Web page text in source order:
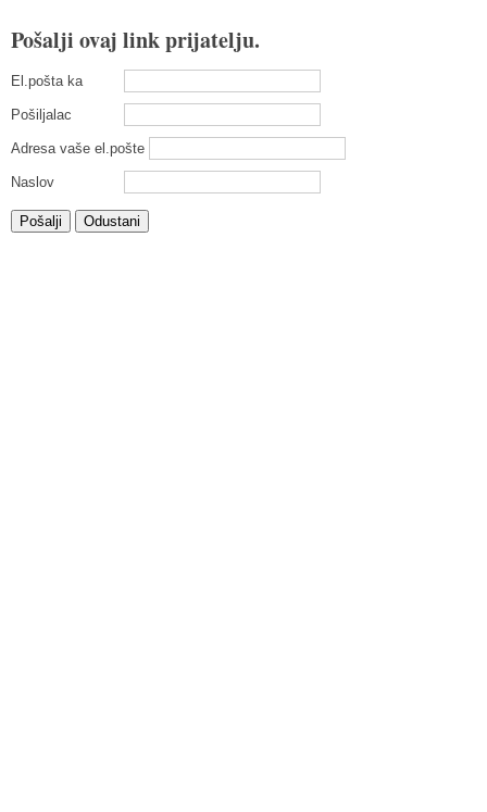
Pošalji ovaj link prijatelju.
El.pošta ka
Pošiljalac
Adresa vaše el.pošte
Naslov
Pošalji Odustani